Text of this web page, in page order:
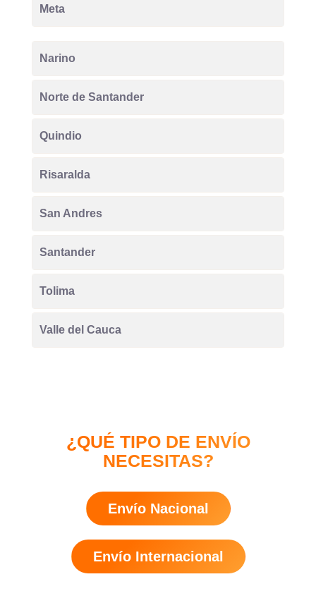
Meta
Narino
Norte de Santander
Quindio
Risaralda
San Andres
Santander
Tolima
Valle del Cauca
¿QUÉ TIPO DE ENVÍO
NECESITAS?
Envío Nacional
Envío Internacional